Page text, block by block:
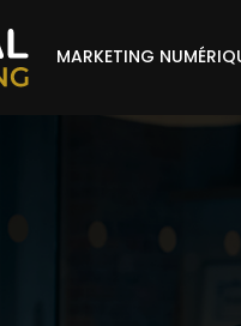
MARKETING